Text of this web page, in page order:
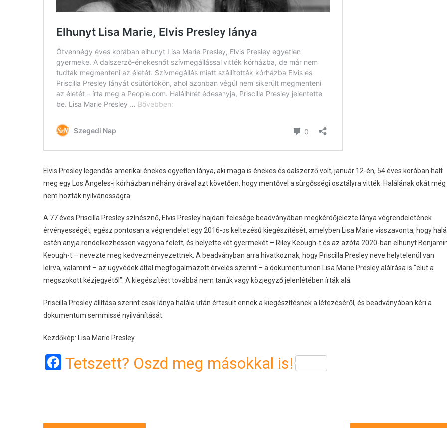
Elvis Presley legendás amerikai énekes egyetlen lánya, aki maga is énekes és dalszerző volt, január 12-én, 54 éves korában halt
meg egy Los Angeles-i kórházban néhány órával azt követően, hogy mentővel a sürgősségi osztályra vitték. Halálának okát még
nem hozták nyilvánosságra.
A 77 éves Priscilla Presley színésznő, Elvis Presley hajdani felesége beadványában megkérdőjelezte lánya végrendeletének
érvényességét, egész pontosan a végrendelet egy 2016-os keltezésű kiegészítését, amelyben Lisa Marie visszavonta, hogy
estén anyja rendelkezhessen vagyona felett, és helyette két gyermekét – Riley Keough-t és az azóta 2020-ban elhunyt
Keough-t – nevezte meg kedvezményezettnek. A beadványban arra hivatkoznak, hogy Priscilla Presley neve helytelenül van
leírva, valamint – az ügyvédek által megfogalmazott érvelés szerint – a dokumentumon Lisa Marie Presley aláírása is “elüt a
megszokott kézjegyétől”. A kiegészítést továbbá nem tanúk vagy közjegyző jelenlétében írták alá.
Priscilla Presley állítása szerint csak lánya halála után értesült ennek a kiegészítésnek a létezéséről, és beadványában kéri a
dokumentum semmissé nyilvánítását.
Kezdőkép: Lisa Marie Presley
Facebook
Tetszett? Oszd meg másokkal is!